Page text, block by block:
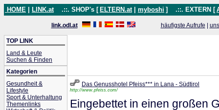
HOME LINK.at .::. SHOP's [ ELTERN.at myboshi ] .::. EXTERN [
link.odl.at häufigste Aufrufe
TOP LINK
Land & Leute
Suchen & Finden
Kategorien
Gesundheit &
Lifestyle
Sport & Unterhaltung
Themenlinks
Das Genusshotel Pfeiss*** in Lana - Südtirol
http://www.pfeiss.com/
Eingebettet in einen großen